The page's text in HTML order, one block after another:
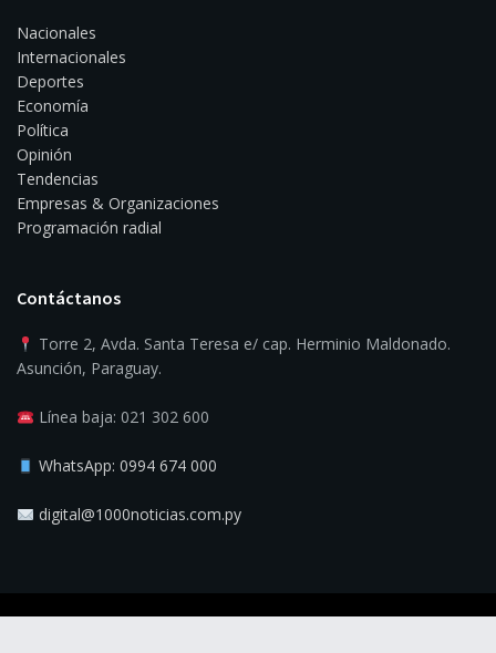
Nacionales
Internacionales
Deportes
Economía
Política
Opinión
Tendencias
Empresas & Organizaciones
Programación radial
Contáctanos
Torre 2, Avda. Santa Teresa e/ cap. Herminio Maldonado.
Asunción, Paraguay.
Línea baja: 021 302 600
WhatsApp: 0994 674 000
digital@1000noticias.com.py